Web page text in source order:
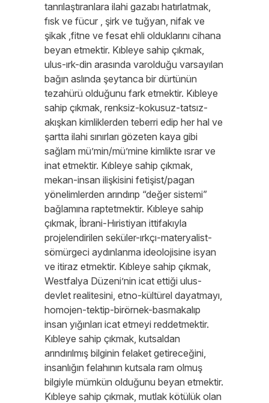
tanrılaştıranlara ilahi gazabı hatırlatmak,
fısk ve fücur , şirk ve tuğyan, nifak ve
şikak ,fitne ve fesat ehli olduklarını cihana
beyan etmektir. Kıbleye sahip çıkmak,
ulus-ırk-din arasında varolduğu varsayılan
bağın aslında şeytanca bir dürtünün
tezahürü olduğunu fark etmektir. Kıbleye
sahip çıkmak, renksiz-kokusuz-tatsız-
akışkan kimliklerden teberri edip her hal ve
şartta ilahi sınırları gözeten kaya gibi
sağlam mü’min/mü’mine kimlikte ısrar ve
inat etmektir. Kıbleye sahip çıkmak,
mekan-insan ilişkisini fetişist/pagan
yönelimlerden arındırıp “değer sistemi”
bağlamına raptetmektir. Kıbleye sahip
çıkmak, İbrani-Hıristiyan ittifakıyla
projelendirilen seküler-ırkçı-materyalist-
sömürgeci aydınlanma ideolojisine isyan
ve itiraz etmektir. Kıbleye sahip çıkmak,
Westfalya Düzeni’nin icat ettiği ulus-
devlet realitesini, etno-kültürel dayatmayı,
homojen-tektip-birörnek-basmakalıp
insan yığınları icat etmeyi reddetmektir.
Kıbleye sahip çıkmak, kutsaldan
arındırılmış bilginin felaket getireceğini,
insanlığın felahının kutsala ram olmuş
bilgiyle mümkün olduğunu beyan etmektir.
Kıbleye sahip çıkmak, mutlak kötülük olan